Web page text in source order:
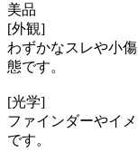
美品
[外観]
わずかなスレや小
態です。
[光学]
ファインダーやイ
です。